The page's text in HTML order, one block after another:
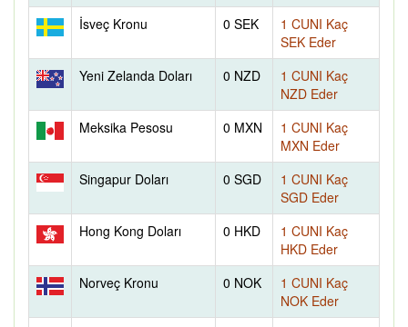
İsveç Kronu
0 SEK
1 CUNI Kaç
SEK Eder
Yeni Zelanda Doları
0 NZD
1 CUNI Kaç
NZD Eder
Meksika Pesosu
0 MXN
1 CUNI Kaç
MXN Eder
Singapur Doları
0 SGD
1 CUNI Kaç
SGD Eder
Hong Kong Doları
0 HKD
1 CUNI Kaç
HKD Eder
Norveç Kronu
0 NOK
1 CUNI Kaç
NOK Eder